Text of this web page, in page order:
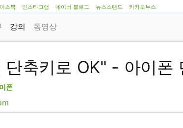
스북 인스타그램 네이버 블로그 뉴스스탠드 카카오뉴스
강의 동영상
축키로 OK" - 아이폰
폰